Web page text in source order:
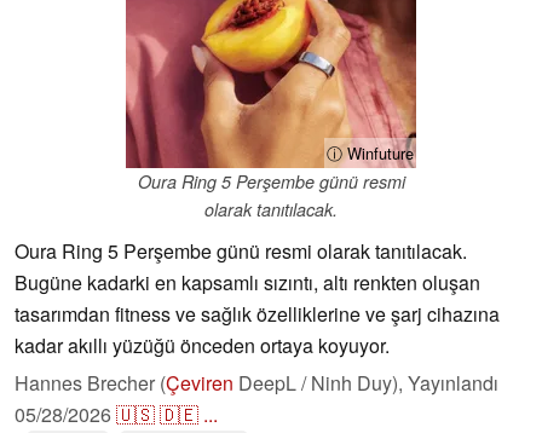
ⓘ Winfuture
Oura Ring 5 Perşembe günü resmi
olarak tanıtılacak.
Oura Ring 5 Perşembe günü resmi olarak tanıtılacak.
Bugüne kadarki en kapsamlı sızıntı, altı renkten oluşan
tasarımdan fitness ve sağlık özelliklerine ve şarj cihazına
kadar akıllı yüzüğü önceden ortaya koyuyor.
Hannes Brecher (Çeviren DeepL / Ninh Duy), Yayınlandı
05/28/2026🇺🇸🇩🇪 ...